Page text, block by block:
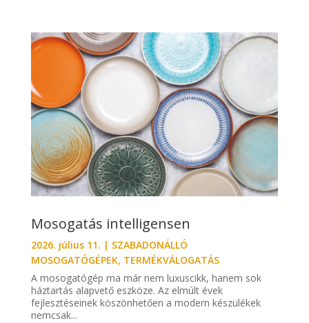
Mosogatás intelligensen
2026. július 11. | SZABADONÁLLÓ
MOSOGATÓGÉPEK, TERMÉKVÁLOGATÁS
A mosogatógép ma már nem luxuscikk, hanem sok
háztartás alapvető eszköze. Az elmúlt évek
fejlesztéseinek köszönhetően a modern készülékek
nemcsak...